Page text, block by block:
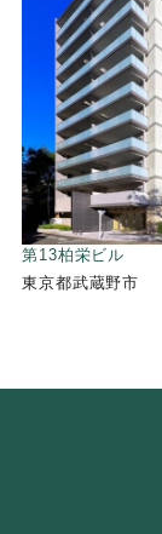
第13柏栄ビル
東京都武蔵野市